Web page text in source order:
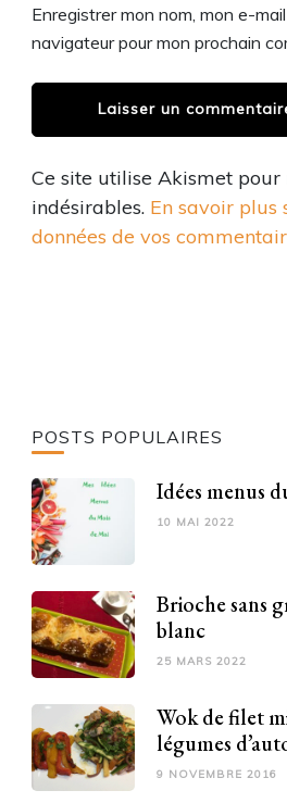
Enregistrer mon nom, mon e-
navigateur pour mon prochain
Ce site utilise Akismet pour
indésirables. En savoir plus
données de vos
POSTS POPULAIRES
Idées menus
10 MAI 2022
Brioche sans
blanc
25 MARS 2022
Wok de filet
légumes
9 NOVEMBRE 2016